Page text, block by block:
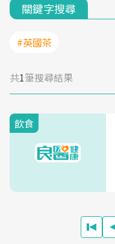
關鍵字搜尋
#英國茶
共1筆搜尋結果
飲食